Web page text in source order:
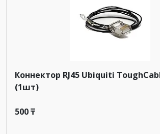
Коннектор RJ45 Ubiquiti
(1шт)
500 ₸